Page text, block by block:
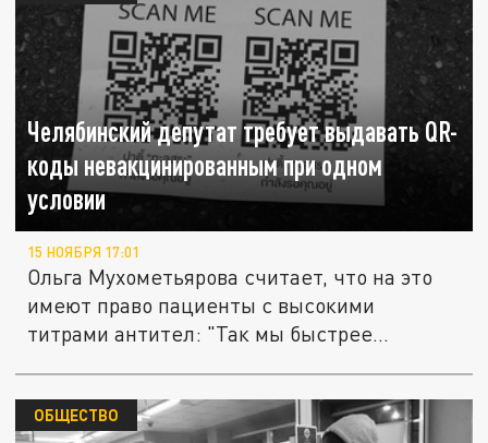
Челябинский депутат требует выдавать QR-
коды невакцинированным при одном
условии
15 НОЯБРЯ 17:01
Ольга Мухометьярова считает, что на это
имеют право пациенты с высокими
титрами антител: "Так мы быстрее...
ОБЩЕСТВО